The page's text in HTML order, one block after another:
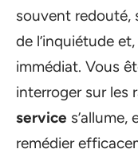
souvent redouté,
de l’inquiétude
immédiat. Vous
interroger sur les
service
remédier